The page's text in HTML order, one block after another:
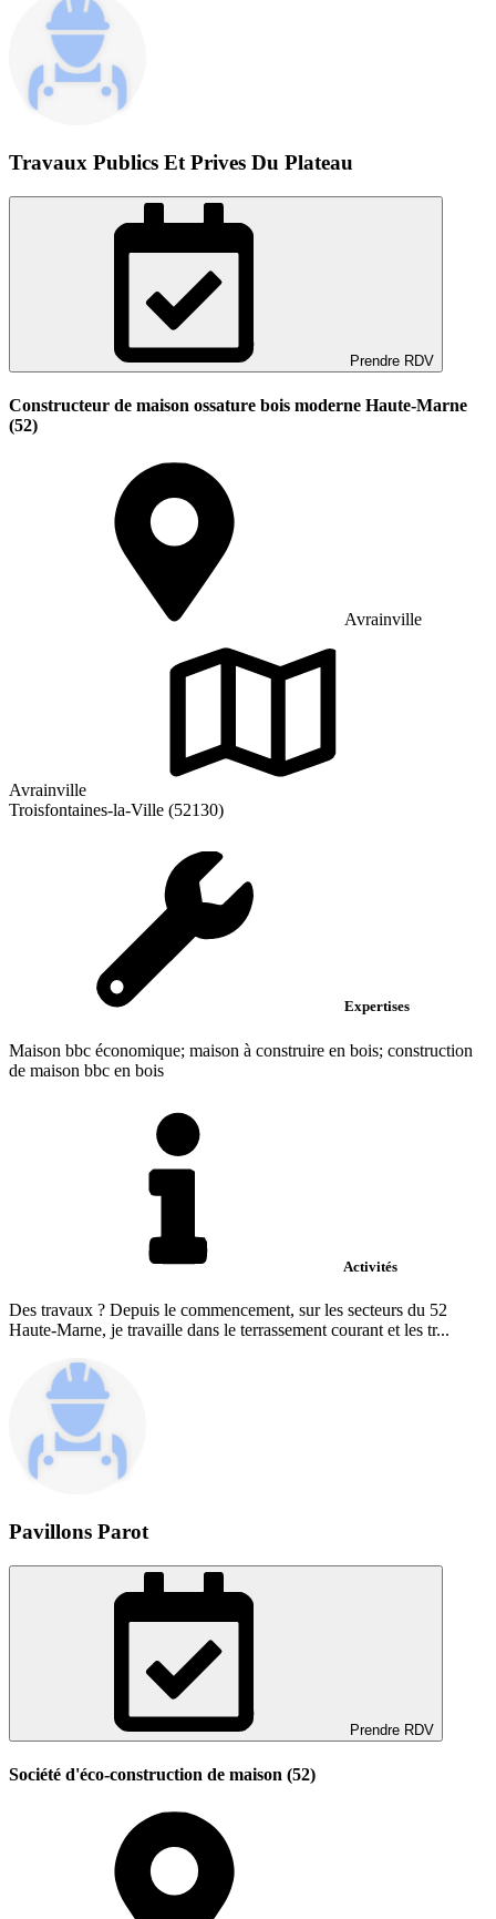
Travaux Publics Et Prives Du Plateau
Prendre RDV
Constructeur de maison ossature bois moderne Haute-Marne
(52)
Avrainville
Avrainville
Troisfontaines-la-Ville (52130)
Expertises
Maison bbc économique; maison à construire en bois; construction
de maison bbc en bois
Activités
Des travaux ? Depuis le commencement, sur les secteurs du 52
Haute-Marne, je travaille dans le terrassement courant et les tr...
Pavillons Parot
Prendre RDV
Société d'éco-construction de maison (52)